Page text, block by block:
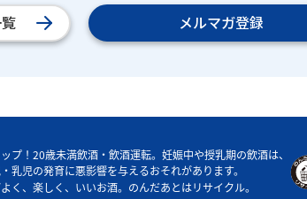
メルマガ登録